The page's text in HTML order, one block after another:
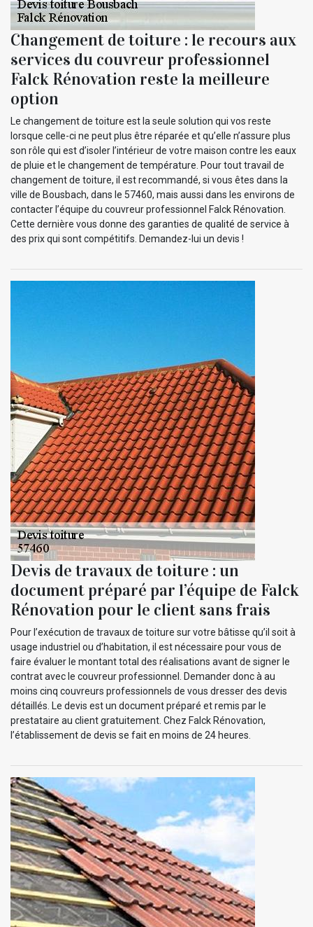
Changement de toiture : le recours aux
services du couvreur professionnel
Falck Rénovation reste la meilleure
option
Le changement de toiture est la seule solution qui vos reste
lorsque celle-ci ne peut plus être réparée et qu’elle n’assure plus
son rôle qui est d’isoler l’intérieur de votre maison contre les eaux
de pluie et le changement de température. Pour tout travail de
changement de toiture, il est recommandé, si vous êtes dans la
ville de Bousbach, dans le 57460, mais aussi dans les environs de
contacter l’équipe du couvreur professionnel Falck Rénovation.
Cette dernière vous donne des garanties de qualité de service à
des prix qui sont compétitifs. Demandez-lui un devis !
Devis de travaux de toiture : un
document préparé par l’équipe de Falck
Rénovation pour le client sans frais
Pour l’exécution de travaux de toiture sur votre bâtisse qu’il soit à
usage industriel ou d’habitation, il est nécessaire pour vous de
faire évaluer le montant total des réalisations avant de signer le
contrat avec le couvreur professionnel. Demander donc à au
moins cinq couvreurs professionnels de vous dresser des devis
détaillés. Le devis est un document préparé et remis par le
prestataire au client gratuitement. Chez Falck Rénovation,
l’établissement de devis se fait en moins de 24 heures.